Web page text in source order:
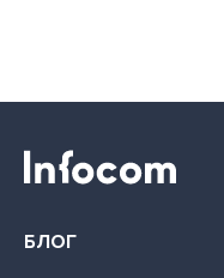
БЛОГ